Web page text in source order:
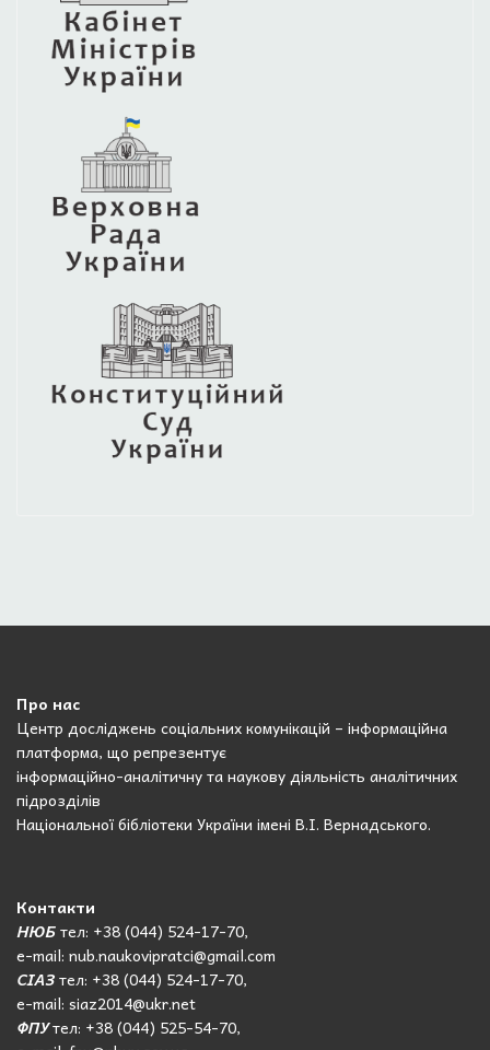
Про нас
Центр досліджень соціальних комунікацій – інформаційна
платформа, що репрезентує
інформаційно-аналітичну та наукову діяльність аналітичних
підрозділів
Національної бібліотеки України імені В.І. Вернадського.
Контакти
НЮБтел: +38 (044) 524-17-70,
e-mail: nub.naukovipratci@gmail.com
СІАЗтел: +38 (044) 524-17-70,
e-mail: siaz2014@ukr.net
ФПУтел: +38 (044) 525-54-70,